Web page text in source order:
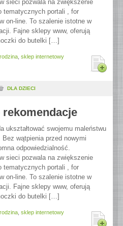
sieci pozwala na zwiększenie
tematycznych portali , for
on-line. To szalenie istotne w
Fajne sklepy www, oferują
do butelki […]
rodzina sklep internetowy
DLA DZIECI
rekomendacje
ukształtować swojemu maleństwu
Bez wątpienia przed nowymi
odpowiedzialność.
sieci pozwala na zwiększenie
tematycznych portali , for
on-line. To szalenie istotne w
Fajne sklepy www, oferują
do butelki […]
rodzina, sklep internetowy